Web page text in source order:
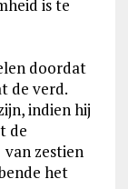
is te
doordat
de verd.
indien hij
de
zestien
het